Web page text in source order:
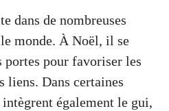
dans de nombreuses
monde. À Noël, il se
portes pour favoriser les
liens. Dans certaines
également le gui,